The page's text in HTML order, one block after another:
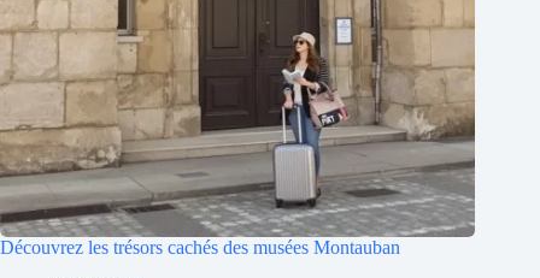
Découvrez les trésors cachés des musées Montauban